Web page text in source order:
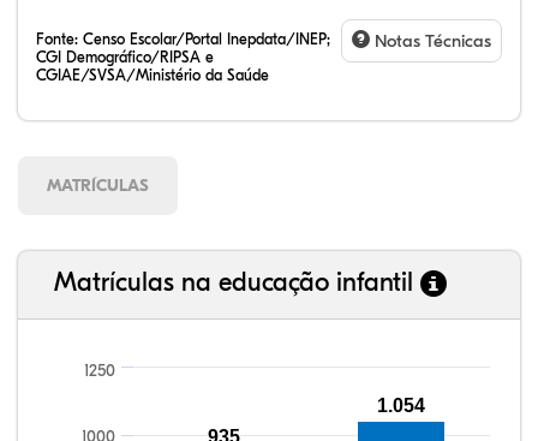
Fonte: Censo Escolar/Portal Inepdata/INEP;
CGI Demográfico/RIPSA e
CGIAE/SVSA/Ministério da Saúde
Notas Técnicas
MATRÍCULAS
Matrículas na educação infantil
1000
1250
935
1.054